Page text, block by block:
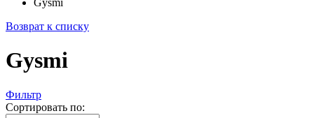
Gysmi
Возврат к списку
Gysmi
Фильтр
Сортировать по: